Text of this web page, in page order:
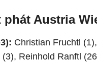
Austria
Christian Fruchtl
Reinhold Ranftl